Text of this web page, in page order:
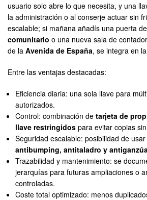
usuario solo abre lo que necesita, y una
la administración o al conserje actuar sin
escalable; si mañana añadís una puerta
comunitario o una nueva sala de
de la Avenida de España, se integra en
Entre las ventajas destacadas:
Eficiencia diaria: una sola llave para
autorizados.
Control: combinación detarjeta de
llave restringidos para evitar copias
Seguridad escalable: posibilidad de
antibumping, antitaladro y
Trazabilidad y mantenimiento: se
jerarquías para futuras ampliaciones o
controladas.
Coste total optimizado: menos